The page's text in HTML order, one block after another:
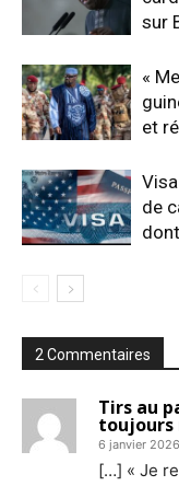
sur
«
et
de
2 Commentaires
Tirs au
toujours
6 janvier
[…] « Je